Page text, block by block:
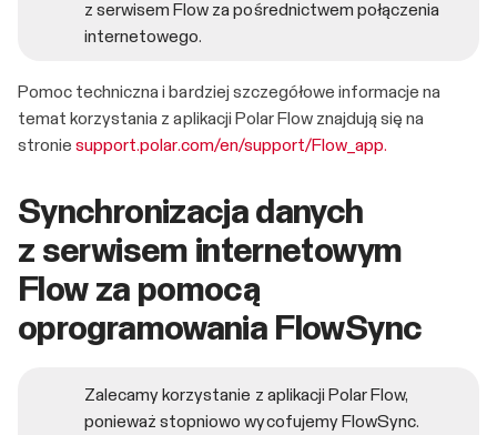
z serwisem Flow za pośrednictwem połączenia
internetowego.
Pomoc techniczna i bardziej szczegółowe informacje na
temat korzystania z aplikacji Polar Flow znajdują się na
stroniesupport.polar.com/en/support/Flow_app.
Synchronizacja danych
z serwisem internetowym
Flow za pomocą
oprogramowania FlowSync
Zalecamy korzystanie z aplikacji Polar Flow,
ponieważ stopniowo wycofujemy FlowSync.